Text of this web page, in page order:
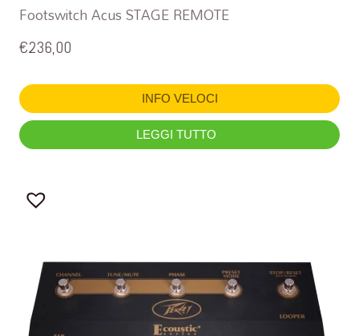
Footswitch Acus STAGE REMOTE
€236,00
INFO VELOCI
LEGGI TUTTO